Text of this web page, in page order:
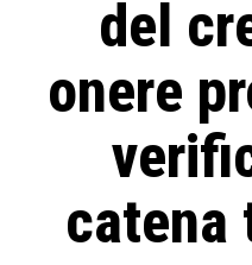
del
onere
catena